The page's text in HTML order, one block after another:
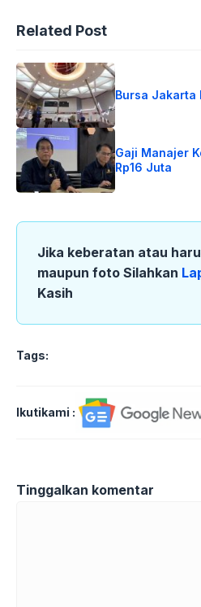
Related Post
Bursa Jakarta
Gaji Manajer
Rp16 Juta
Jika keberatan atau
maupun foto Silahkan
Kasih
Tags:
Ikutikami :
Tinggalkan komentar